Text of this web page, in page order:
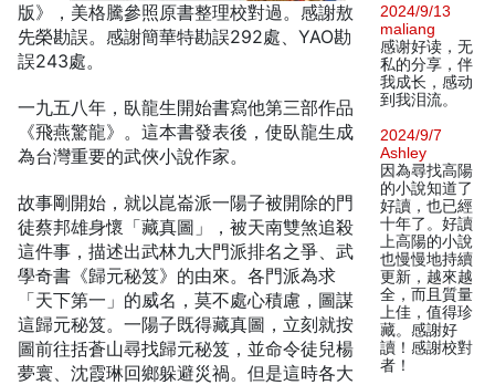
版》，美格騰參照原書整理校對過。感謝敖
先榮勘誤。感謝簡華特勘誤292處、YAO勘
誤243處。
一九五八年，臥龍生開始書寫他第三部作品
《飛燕驚龍》。這本書發表後，使臥龍生成
為台灣重要的武俠小說作家。
故事剛開始，就以崑崙派一陽子被開除的門
徒蔡邦雄身懷「藏真圖」，被天南雙煞追殺
這件事，描述出武林九大門派排名之爭、武
學奇書《歸元秘笈》的由來。各門派為求
「天下第一」的威名，莫不處心積慮，圖謀
這歸元秘笈。一陽子既得藏真圖，立刻就按
圖前往括蒼山尋找歸元秘笈，並命令徒兒楊
夢寰、沈霞琳回鄉躲避災禍。但是這時各大
2024/9/13
maliang
感谢好读，无
私的分享，伴
我成长，感动
到我泪流。
2024/9/7
Ashley
因為尋找高陽
的小說知道了
好讀，也已經
十年了。好讀
上高陽的小說
也慢慢地持續
更新，越來越
全，而且質量
上佳，值得珍
藏。感謝好
讀！感謝校對
者！